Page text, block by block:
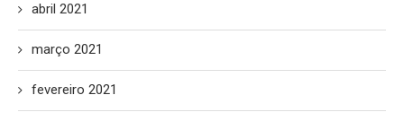
abril 2021
março 2021
fevereiro 2021